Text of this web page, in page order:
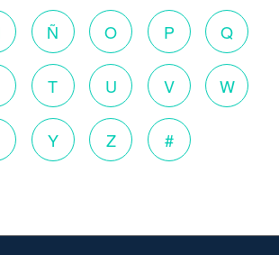
Ñ O P Q
T U V W
Y Z #